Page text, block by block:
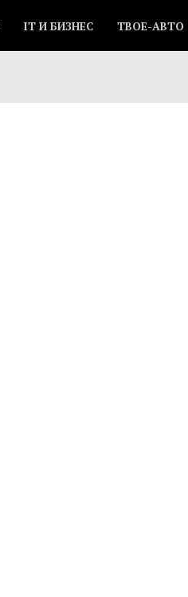
IT И БИЗНЕС ТВОЕ-АВТО